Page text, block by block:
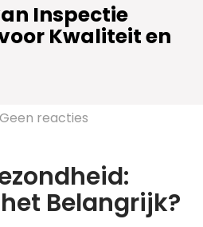
Inspectie
Kwaliteit en
Geen reacties
Belangrijk?